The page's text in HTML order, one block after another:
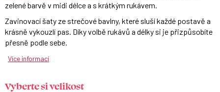
zelené barvě v midi délce a s krátkým rukávem.
Zavinovací šaty ze strečové bavlny, které sluší každé postavě a
krásně vykouzlí pas. Díky volbě rukávů a délky si je přizpůsobíte
přesně podle sebe.
Více informací
Vyberte si velikost